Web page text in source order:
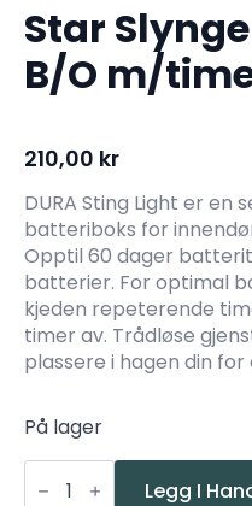
Star
B/O m/
210,00 kr
DURA Sting Light er en
batteriboks for
Opptil 60 dager
batterier. For optimal
kjeden repeterende
timer av. Trådløse
plassere i hagen din for
På lager
Star
Slynge Legg I